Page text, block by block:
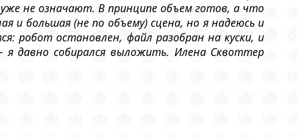
не означают. В принципе объем готов, а что
и большая (не по объему) сцена, но я надеюсь и
робот остановлен, файл разобран на куски, и
давно собирался выложить. Илена Сквоттер